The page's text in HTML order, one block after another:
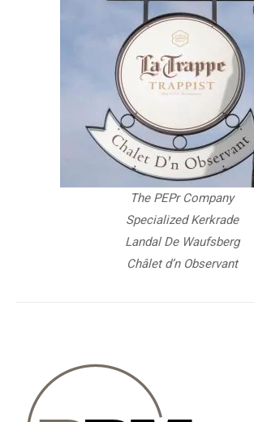
The PEPr Company
Specialized Kerkrade
Landal De Waufsberg
Châlet d’n Observant